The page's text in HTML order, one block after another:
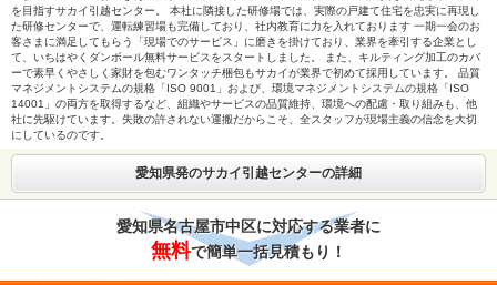
を目指すサカイ引越センター。 本社に隣接した研修場では、実際の戸建て住宅を忠実に再現し
た研修センターで、運転練習場も完備しており、社内教育に力を入れております 一期一会のお
客さまに満足してもらう「現場でのサービス」に磨きを掛けており、業界を牽引する企業とし
て、いちはやくダンボール無料サービスをスタートしました。 また、キルティング加工のカバ
ーで素早くやさしく家財を包むワンタッチ梱包もサカイが業界で初めて採用しています。 品質
マネジメントシステムの規格「ISO 9001」および、環境マネジメントシステムの規格「ISO
14001」の両方を取得するなど、組織やサービスの品質維持、環境への配慮・取り組みも、他
社に先駆けています。失敗の許されない運搬だからこそ、全スタッフが現場主義の信念を大切
にしているのです。
愛知県発のサカイ引越センターの詳細
愛知県名古屋市中区に対応する業者に
無料で簡単一括見積もり！